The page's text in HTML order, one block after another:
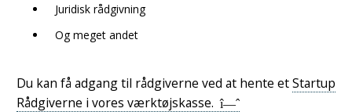
Juridisk rådgivning
Og meget andet
Du kan få adgang til rådgiverne ved at hente etStartup
Rådgiverne i vores værktøjskasse.